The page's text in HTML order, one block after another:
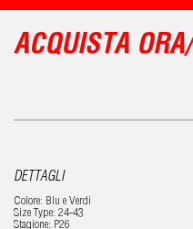
ACQUISTA ORA/
DETTAGLI
Colore: Blu e Verdi
Size Type: 24-43
Stagione: P26